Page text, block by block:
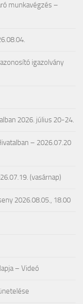
munkavégzés –
igazolvány
2026. július 20-24.
– 2026.07.20
(vasárnap)
2026.08.05., 18.00
– Videó